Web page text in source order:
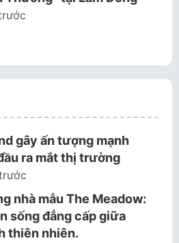
gây ấn tượng mạnh
ra mắt thị trường
nhà mẫu The Meadow:
sống đẳng cấp giữa
thiên nhiên.